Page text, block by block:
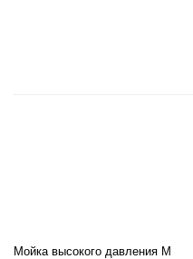
Мойка высокого давления М